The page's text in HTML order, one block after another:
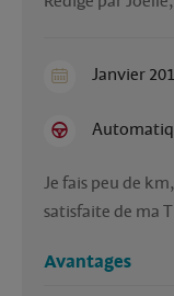
Janvier
Je fais peu de
satisfaite de ma
Avantages